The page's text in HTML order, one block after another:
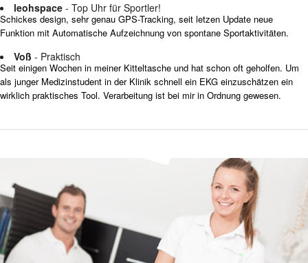
leohspace - Top Uhr für Sportler!
Schickes design, sehr genau GPS-Tracking, seit letzen Update neue
Funktion mit Automatische Aufzeichnung von spontane Sportaktivitäten.
Voß - Praktisch
Seit einigen Wochen in meiner Kitteltasche und hat schon oft geholfen. Um
als junger Medizinstudent in der Klinik schnell ein EKG einzuschätzen ein
wirklich praktisches Tool. Verarbeitung ist bei mir in Ordnung gewesen.